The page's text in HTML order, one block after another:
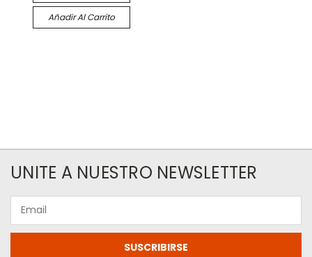
Añadir Al Carrito
UNITE A NUESTRO NEWSLETTER